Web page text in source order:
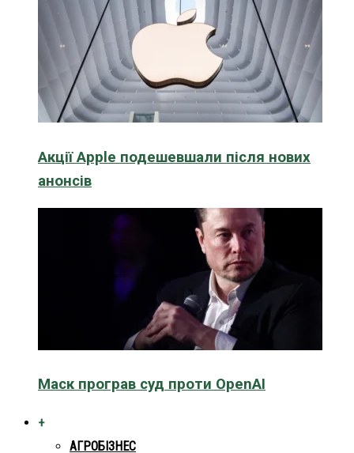
Акції Apple подешевшали після нових
анонсів
Маск програв суд проти OpenAI
+
АГРОБІЗНЕС